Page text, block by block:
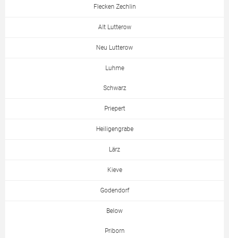
Flecken Zechlin
Alt Lutterow
Neu Lutterow
Luhme
Schwarz
Priepert
Heiligengrabe
Lärz
Kieve
Godendorf
Below
Priborn